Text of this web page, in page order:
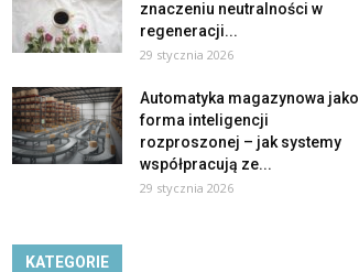
znaczeniu neutralności w
regeneracji...
29 stycznia 2026
Automatyka magazynowa jako
forma inteligencji
rozproszonej – jak systemy
współpracują ze...
29 stycznia 2026
KATEGORIE